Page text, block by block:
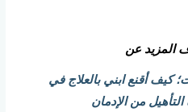
المزيد عن
كيف أقنع ابني بالعلاج في
من الإدمان